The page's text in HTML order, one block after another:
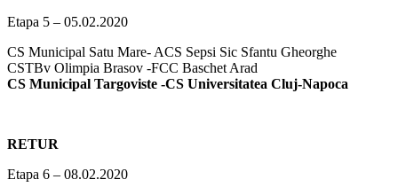
Etapa 5 – 05.02.2020
CS Municipal Satu Mare- ACS Sepsi Sic Sfantu Gheorghe
CSTBv Olimpia Brasov -FCC Baschet Arad
CS Municipal Targoviste -CS Universitatea Cluj-Napoca
RETUR
Etapa 6 – 08.02.2020